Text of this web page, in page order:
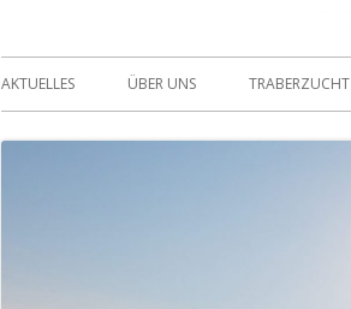
Primäres
Menü
AKTUELLES ÜBER UNS TRABERZUCHT